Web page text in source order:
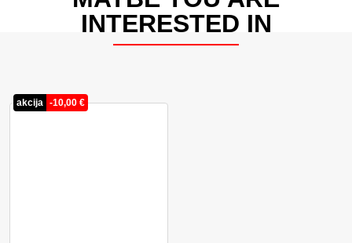
INTERESTED IN
akcija -10,00 €